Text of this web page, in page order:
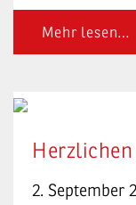
Mehr lesen…
2. September